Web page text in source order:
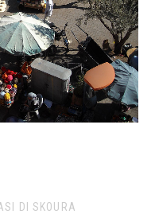
DI SKOURA